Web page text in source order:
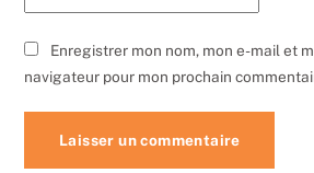
Enregistrer mon nom, mon e-mail et
navigateur pour mon prochain